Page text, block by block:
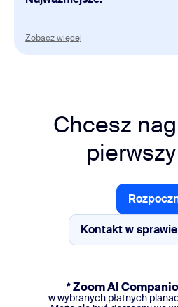
Wszystkie korzyści z
100 uczestników na
Zwiększ, wybierając Duże
My Notes
Nieograniczone robienie
sztucznej inteligencji
Rejestrator notatek AI dla
platformach innych firm
osobiście.
Podstawowe zapytania do
Wyszukiwanie agentowe
Zobacz więcej
Chcesz
Kontakt w
Kontakt w
* Zoom AI
w wybranych płatnych